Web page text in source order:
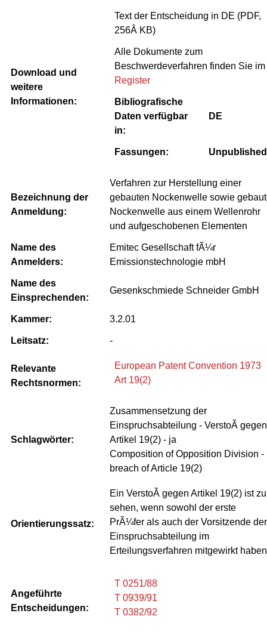
Download und
weitere
Informationen:
Text der Entscheidung in DE (PDF,
256Â KB)
Alle Dokumente zum
Beschwerdeverfahren finden Sie im
Register
Bibliografische
Daten verfügbar
in:
DE
Fassungen: Unpublished
Bezeichnung der
Anmeldung:
Verfahren zur Herstellung einer
gebauten Nockenwelle sowie
Nockenwelle aus einem Wellenrohr
und aufgeschobenen Elementen
Name des
Anmelders:
Emitec Gesellschaft fÃ¼r
Emissionstechnologie mbH
Name des
Einsprechenden:
Gesenkschmiede Schneider GmbH
Kammer: 3.2.01
Leitsatz: -
Relevante
Rechtsnormen:
European Patent Convention 1973
Art 19(2)
Schlagwörter:
Zusammensetzung der
Einspruchsabteilung - VerstoÃ gegen
Artikel 19(2) - ja
Composition of Opposition Division -
breach of Article 19(2)
Orientierungssatz:
Ein VerstoÃ gegen Artikel 19(2) ist zu
sehen, wenn sowohl der erste
PrÃ¼fer als auch der Vorsitzende der
Einspruchsabteilung im
Erteilungsverfahren mitgewirkt
Angeführte
Entscheidungen:
T 0251/88
T 0939/91
T 0382/92